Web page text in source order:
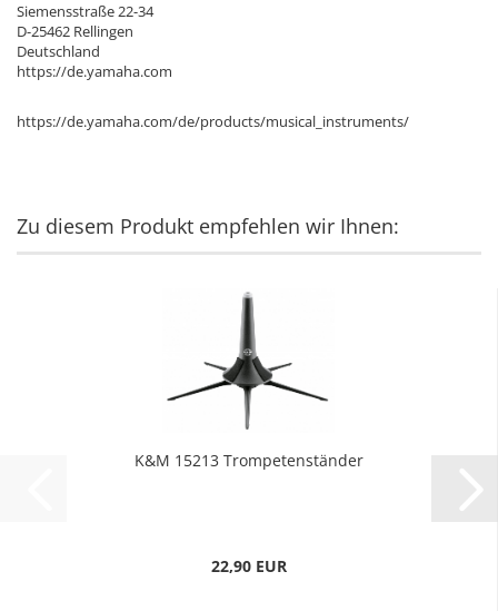
Siemensstraße 22-34
D-25462 Rellingen
Deutschland
https://de.yamaha.com
https://de.yamaha.com/de/products/musical_instruments/
Zu diesem Produkt empfehlen wir Ihnen:
K&M 15213 Trompetenständer
22,90 EUR